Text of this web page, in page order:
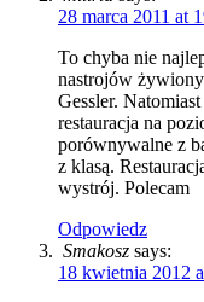
28 marca 2011 at
To chyba nie
nastrojów
Gessler.
restauracja na
porównywalne z
z klasą.
wystrój. Polecam
Odpowiedz
Smakosz says:
18 kwietnia 2012